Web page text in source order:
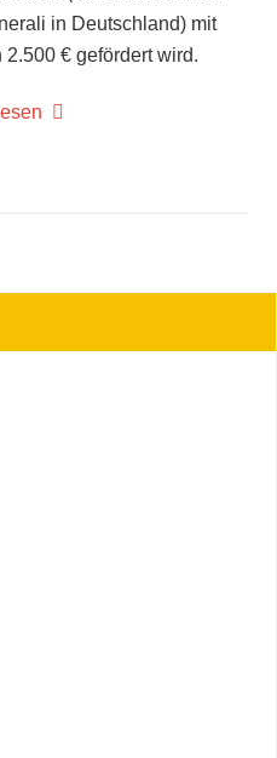
in Deutschland) mit
2.500 € gefördert wird.